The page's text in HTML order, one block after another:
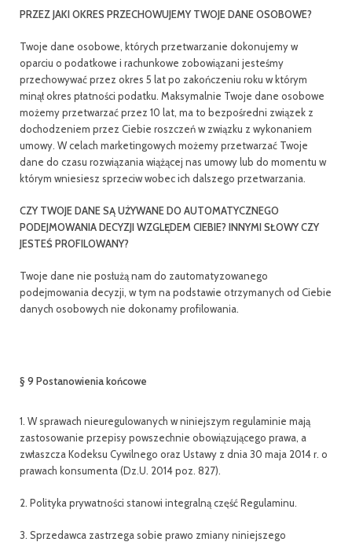
PRZEZ JAKI OKRES PRZECHOWUJEMY TWOJE DANE OSOBOWE?
Twoje dane osobowe, których przetwarzanie dokonujemy w
oparciu o podatkowe i rachunkowe zobowiązani jesteśmy
przechowywać przez okres 5 lat po zakończeniu roku w którym
minął okres płatności podatku. Maksymalnie Twoje dane osobowe
możemy przetwarzać przez 10 lat, ma to bezpośredni związek z
dochodzeniem przez Ciebie roszczeń w związku z wykonaniem
umowy. W celach marketingowych możemy przetwarzać Twoje
dane do czasu rozwiązania wiążącej nas umowy lub do momentu w
którym wniesiesz sprzeciw wobec ich dalszego przetwarzania.
CZY TWOJE DANE SĄ UŻYWANE DO AUTOMATYCZNEGO
PODEJMOWANIA DECYZJI WZGLĘDEM CIEBIE? INNYMI SŁOWY CZY
JESTEŚ PROFILOWANY?
Twoje dane nie posłużą nam do zautomatyzowanego
podejmowania decyzji, w tym na podstawie otrzymanych od Ciebie
danych osobowych nie dokonamy profilowania.
§ 9 Postanowienia końcowe
1. W sprawach nieuregulowanych w niniejszym regulaminie mają
zastosowanie przepisy powszechnie obowiązującego prawa, a
zwłaszcza Kodeksu Cywilnego oraz Ustawy z dnia 30 maja 2014 r. o
prawach konsumenta (Dz.U. 2014 poz. 827).
2. Polityka prywatności stanowi integralną część Regulaminu.
3. Sprzedawca zastrzega sobie prawo zmiany niniejszego